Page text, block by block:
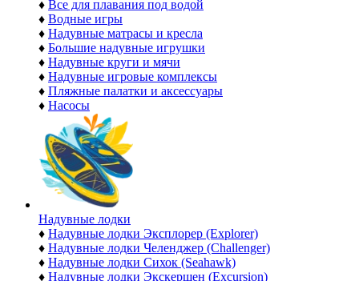
♦ Все для плавания под водой
♦ Водные игры
♦ Надувные матрасы и кресла
♦ Большие надувные игрушки
♦ Надувные круги и мячи
♦ Надувные игровые комплексы
♦ Пляжные палатки и аксессуары
♦ Насосы
Надувные лодки
♦ Надувные лодки Эксплорер (Explorer)
♦ Надувные лодки Челенджер (Challenger)
♦ Надувные лодки Сихок (Seahawk)
♦ Надувные лодки Экскершен (Excursion)